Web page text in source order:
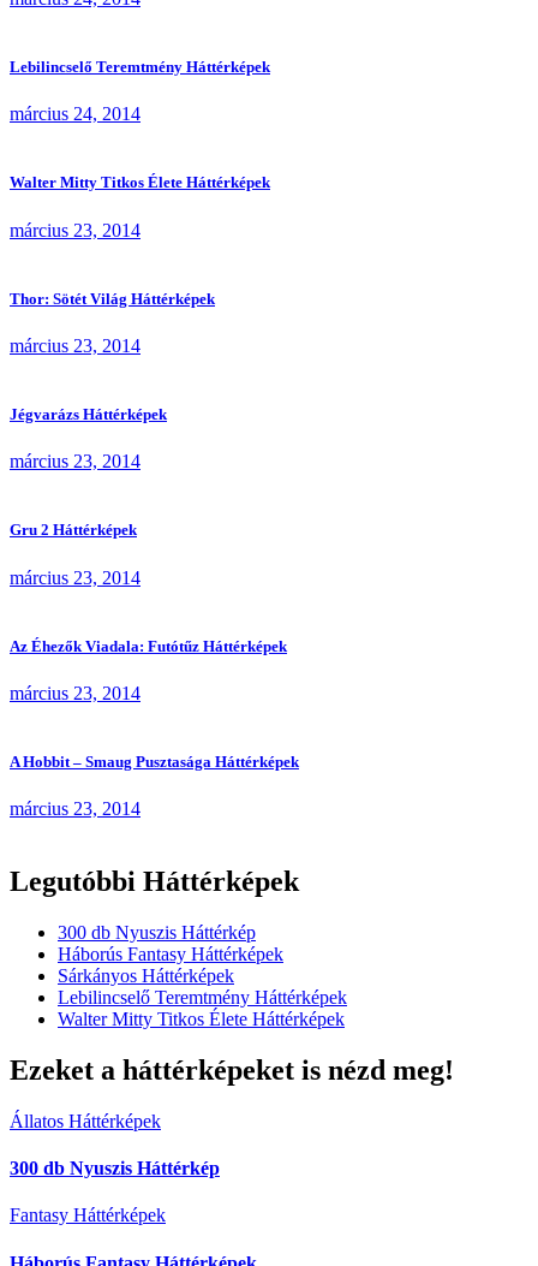
Lebilincselő Teremtmény Háttérképek
március 24, 2014
Walter Mitty Titkos Élete Háttérképek
március 23, 2014
Thor: Sötét Világ Háttérképek
március 23, 2014
Jégvarázs Háttérképek
március 23, 2014
Gru 2 Háttérképek
március 23, 2014
Az Éhezők Viadala: Futótűz Háttérképek
március 23, 2014
A Hobbit – Smaug Pusztasága Háttérképek
március 23, 2014
Legutóbbi Háttérképek
300 db Nyuszis Háttérkép
Háborús Fantasy Háttérképek
Sárkányos Háttérképek
Lebilincselő Teremtmény Háttérképek
Walter Mitty Titkos Élete Háttérképek
Ezeket a háttérképeket is nézd meg!
Állatos Háttérképek
300 db Nyuszis Háttérkép
Fantasy Háttérképek